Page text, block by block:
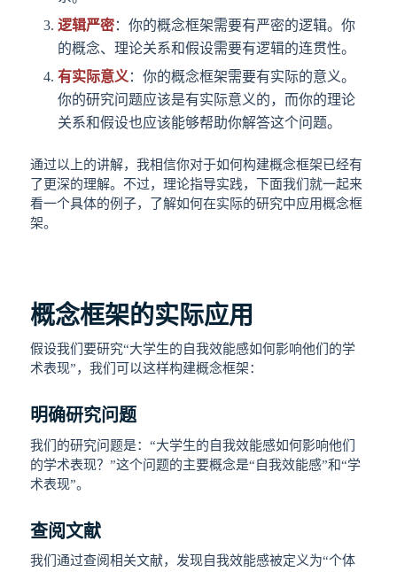
逻辑严密：你的概念框架需要有严密的逻辑。你
的概念、理论关系和假设需要有逻辑的连贯性。
有实际意义 ：你的概念框架需要有实际的意义。
你的研究问题应该是有实际意义的，而你的理论
关系和假设也应该能够帮助你解答这个问题。
通过以上的讲解，我相信你对于如何构建概念框架已经有
了更深的理解。不过，理论指导实践，下面我们就一起来
看一个具体的例子，了解如何在实际的研究中应用概念框
架。
概念框架的实际应用
假设我们要研究“大学生的自我效能感如何影响他们的学
术表现”，我们可以这样构建概念框架：
明确研究问题
我们的研究问题是：“大学生的自我效能感如何影响他们
的学术表现？”这个问题的主要概念是“自我效能感”和“学
术表现”。
查阅文献
我们通过查阅相关文献，发现自我效能感被定义为“个体